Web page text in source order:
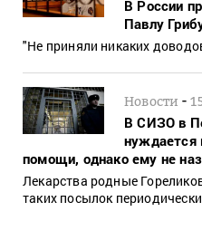
В России
Павлу
"Не приняли никаких
Новости -
В СИЗО в
нуждается
помощи, однако ему не
Лекарства родные
таких посылок